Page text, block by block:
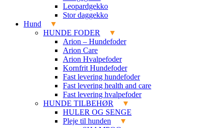
Leopardgekko
Stor daggekko
Hund
HUNDE FODER
Arion – Hundefoder
Arion Care
Arion Hvalpefoder
Kornfrit Hundefoder
Fast levering hundefoder
Fast levering health and care
Fast levering hvalpefoder
HUNDE TILBEHØR
HULER OG SENGE
Pleje til hunden